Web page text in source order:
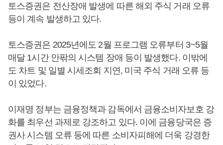
토스증권은 전산장애 발생에 따른 해외 주식 거래 오류
등이 계속 발생하고 있다.
토스증권은 2025년에도 2월 프로그램 오류부터 3~5월
매달 1시간 안팎의 시스템 장애 등이 발생했다. 이밖에
도 차트 및 일별 시세조회 지연, 미국 주식 거래 오류 등
이 있었다.
이재명 정부는 금융정책과 감독에서 금융소비자보호 강
화를 최우선 과제로 강조하고 있다. 이에 금융당국은 증
권사 시스템 오류 등에 따른 소비자피해에 더욱 강경한